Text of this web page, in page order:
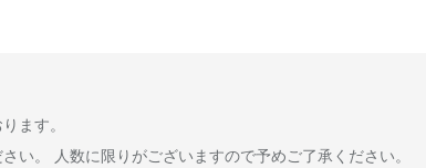
ます。
い。 人数に限りがございますので予めご了承ください。